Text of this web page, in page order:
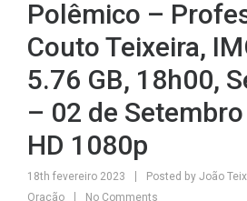
Polêmico –
Couto Teixeira,
5.76 GB, 18h00,
– 02 de
HD 1080p
18th fevereiro 2023 Posted by João
Oração
No Comments